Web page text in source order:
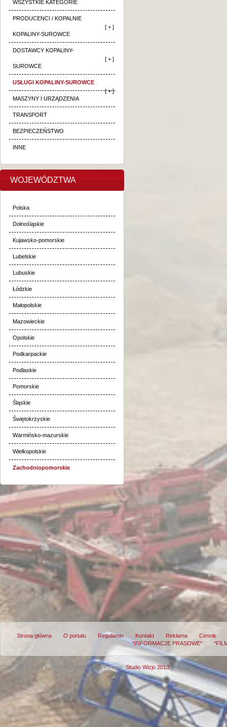
WSZYSTKIE KATEGORIE
PRODUCENCI / KOPALNIE
KOPALINY-SUROWCE
[ + ]
DOSTAWCY KOPALINY-
SUROWCE
[ + ]
USŁUGI KOPALINY-SUROWCE
[ + ]
MASZYNY I URZĄDZENIA
TRANSPORT
BEZPIECZEŃSTWO
INNE
WOJEWÓDZTWA
Polska
Dolnośląskie
Kujawsko-pomorskie
Lubelskie
Lubuskie
Łódzkie
Małopolskie
Mazowieckie
Opolskie
Podkarpackie
Podlaskie
Pomorskie
Śląskie
Świętokrzyskie
Warmińsko-mazurskie
Wielkopolskie
Zachodniopomorskie
Strona główna O portalu Regulamin Kontakt Reklama
Cennik
*INFORMACJE PRASOWE*
Copyright © 2013 surowce-kopalnie.plWykonanie:Studio Wizjo 2013